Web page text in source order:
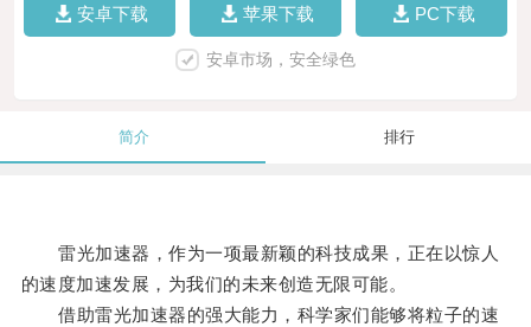
安卓下载 苹果下载 PC下载
安卓市场，安全绿色
简介 排行
雷光加速器，作为一项最新颖的科技成果，正在以惊人
的速度加速发展，为我们的未来创造无限可能。
借助雷光加速器的强大能力，科学家们能够将粒子的速